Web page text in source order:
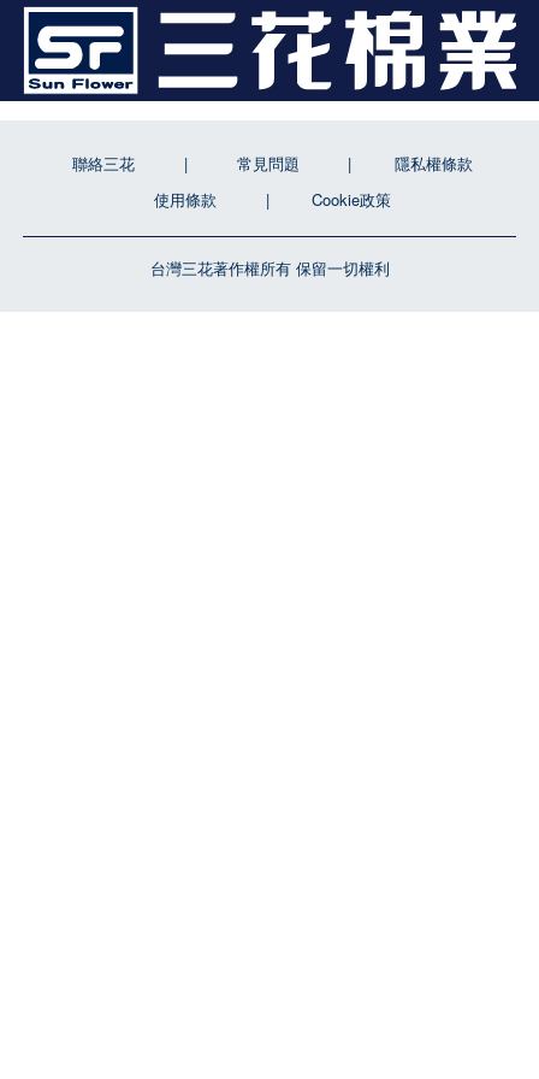
台灣三花著作權所有 保留一切權利
聯絡三花 常見問題
隱私權條款
使用條款
Cookie政策